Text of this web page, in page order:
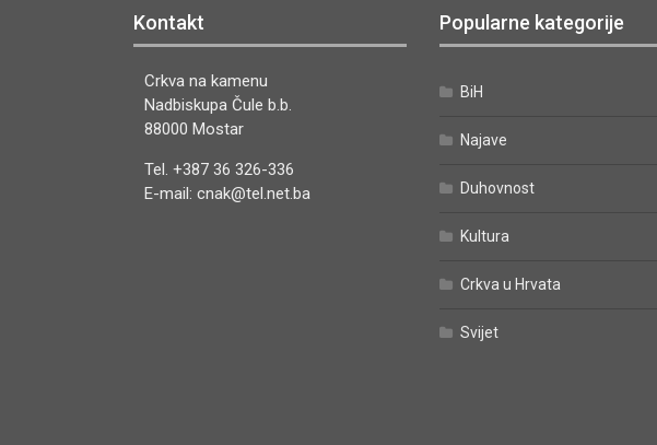
Kontakt
Crkva na kamenu
Nadbiskupa Čule b.b.
88000 Mostar
Tel. +387 36 326-336
E-mail: cnak@tel.net.ba
Popularne kategorije
BiH
Najave
Duhovnost
Kultura
Crkva u Hrvata
Svijet